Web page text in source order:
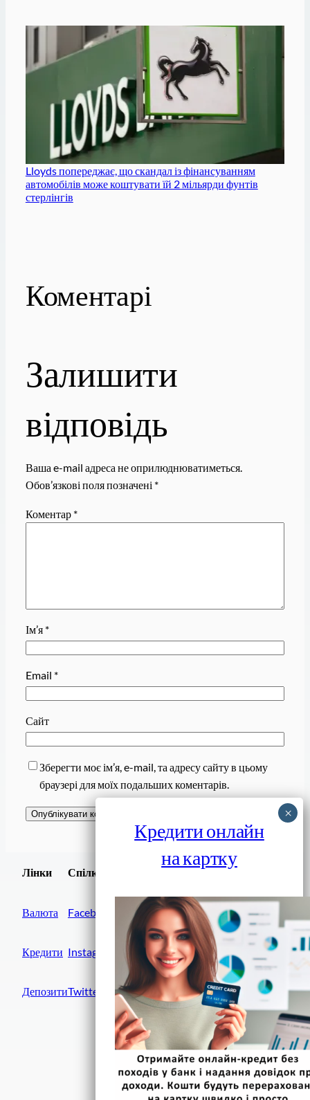
Lloyds попереджає, що скандал із фінансуванням
автомобілів може коштувати їй 2 мільярди фунтів
стерлінгів
Коментарі
Залишити
відповідь
Ваша e-mail адреса не оприлюднюватиметься.
Обов’язкові поля позначені *
Коментар *
Ім’я *
Email *
Сайт
Зберегти моє ім’я, e-mail, та адресу сайту в цьому
браузері для моїх подальших коментарів.
Лінки
Валюта
Кредити
Депозити
Спілки
Facebook
Instagram
Twitter
Завантажити
Фінанси IN UA
вулиця Хрещатик, 14
Київ, 01001
Україна
Кредити онлайн
на картку